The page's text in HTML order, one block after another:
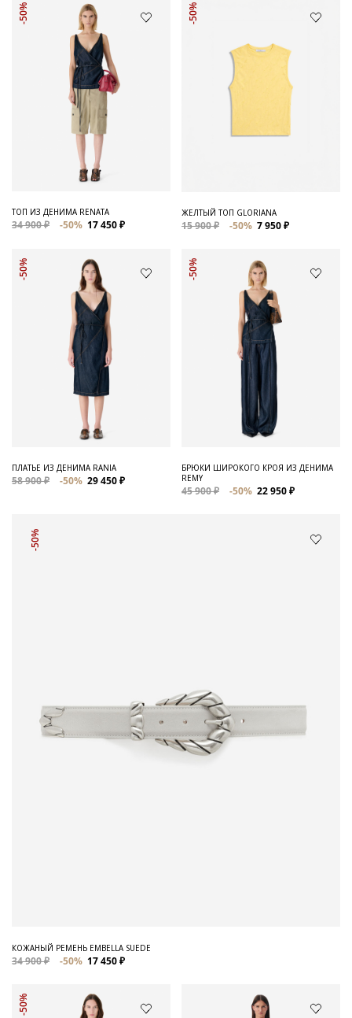
-50%
ТОП ИЗ ДЕНИМА RENATA
34 900 ₽ -50% 17 450 ₽
-50%
ЖЕЛТЫЙ ТОП GLORIANA
15 900 ₽ -50% 7 950 ₽
-50%
ПЛАТЬЕ ИЗ ДЕНИМА RANIA
58 900 ₽ -50% 29 450 ₽
-50%
БРЮКИ ШИРОКОГО КРОЯ ИЗ ДЕНИМА
REMY
45 900 ₽ -50% 22 950 ₽
-50%
КОЖАНЫЙ РЕМЕНЬ EMBELLA SUEDE
34 900 ₽ -50% 17 450 ₽
-50%